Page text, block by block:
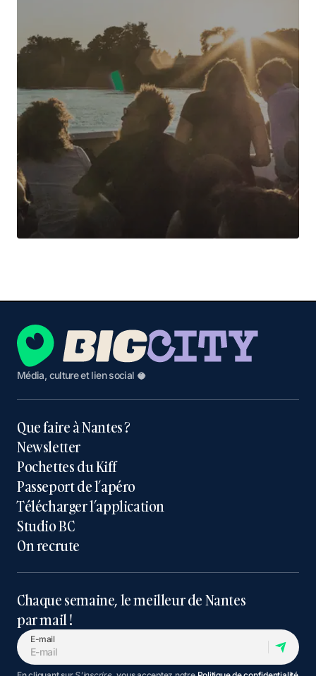
Média, culture et lien social 🥥
Que faire à Nantes ?
Newsletter
Pochettes du Kiff
Passeport de l’apéro
Télécharger l’application
Studio BC
On recrute
Chaque semaine, le meilleur de Nantes
par mail !
E-mail